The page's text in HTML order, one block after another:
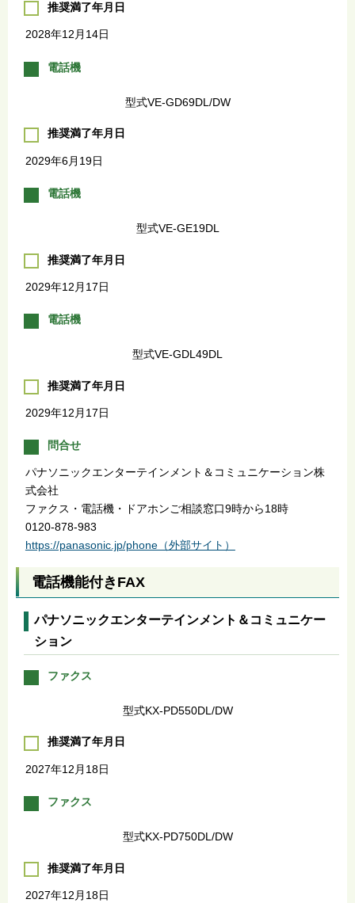
推奨満了年月日
2028年12月14日
電話機
型式VE-GD69DL/DW
推奨満了年月日
2029年6月19日
電話機
型式VE-GE19DL
推奨満了年月日
2029年12月17日
電話機
型式VE-GDL49DL
推奨満了年月日
2029年12月17日
問合せ
パナソニックエンターテインメント＆コミュニケーション株
式会社
ファクス・電話機・ドアホンご相談窓口9時から18時
0120-878-983
https://panasonic.jp/phone（外部サイト）
電話機能付きFAX
パナソニックエンターテインメント＆コミュニケー
ション
ファクス
型式KX-PD550DL/DW
推奨満了年月日
2027年12月18日
ファクス
型式KX-PD750DL/DW
推奨満了年月日
2027年12月18日